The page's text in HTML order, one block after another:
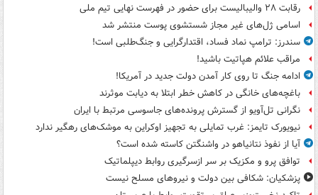
رقابت ۲۸ والیبالیست برای حضور در فهرست نهایی تیم ملی
اسامی ژل‌های غیر مجاز شستشوی پوست منتشر شد
سندرز: ترامپ نماد فساد، اقتدارگرایی و جنگ‌طلبی است!
مراقب علائم هپاتیت باشید!
ادامه جنگ تا روی کار آمدن دولت جدید در آمریکا!
باغچه‌های خانگی در کاهش خطر ابتلا به دیابت موثرند
نگرانی تل‌آویو از گسترش پرونده‌های جاسوسی مرتبط با ایران
نیویورک تایمز: غرب تمایلی به تجهیز اوکراین به موشک‌های رهگیر ندارد
آیا از نفوذ نتانیاهو در واشنگتن کاسته شده است؟
توافق پرو و مکزیک بر سر ازسرگیری روابط دیپلماتیک
پزشکیان: شکافی بین دولت و نیروهای مسلح نیست